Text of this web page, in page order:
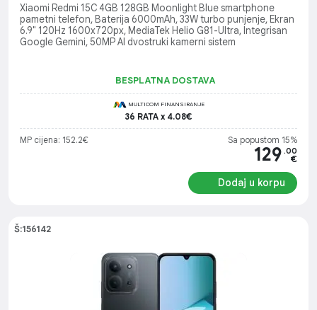
Xiaomi Redmi 15C 4GB 128GB Moonlight Blue smartphone
pametni telefon, Baterija 6000mAh, 33W turbo punjenje, Ekran
6.9" 120Hz 1600x720px, MediaTek Helio G81-Ultra, Integrisan
Google Gemini, 50MP AI dvostruki kamerni sistem
BESPLATNA DOSTAVA
MULTICOM FINANSIRANJE
36 RATA x 4.08€
MP cijena: 152.2€ Sa popustom 15%
129 .00
€
Dodaj u korpu
Š:156142